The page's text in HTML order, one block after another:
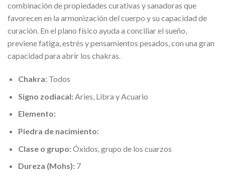
combinación de propiedades curativas y sanadoras que
favorecen en la armonización del cuerpo y su capacidad de
curación. En el plano físico ayuda a conciliar el sueño,
previene fatiga, estrés y pensamientos pesados, con una gran
capacidad para abrir los chakras.
Chakra: Todos
Signo zodiacal: Aries, Libra y Acuario
Elemento:
Piedra de nacimiento:
Clase o grupo:Óxidos, grupo de los cuarzos
Dureza (Mohs): 7